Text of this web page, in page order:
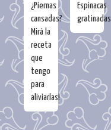
¿Piernas
cansadas?
Mirá la
receta
que
tengo
para
aliviarlas!
Espinacas
gratinadas